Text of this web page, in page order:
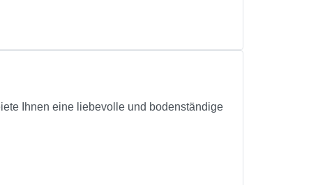
Ihnen eine liebevolle und bodenständige